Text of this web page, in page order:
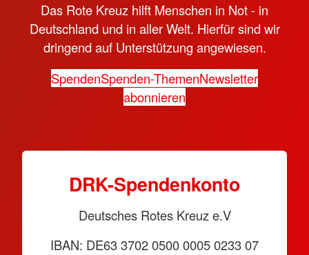
Das Rote Kreuz hilft Menschen in Not - in
Deutschland und in aller Welt. Hierfür sind wir
dringend auf Unterstützung angewiesen.
SpendenSpenden-ThemenNewsletter
abonnieren
DRK-Spendenkonto
Deutsches Rotes Kreuz e.V
IBAN: DE63 3702 0500 0005 0233 07